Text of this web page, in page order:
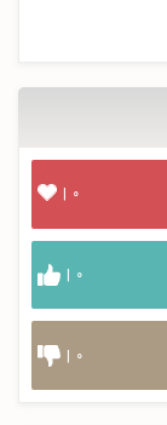
| ۰
| ۰
| ۰